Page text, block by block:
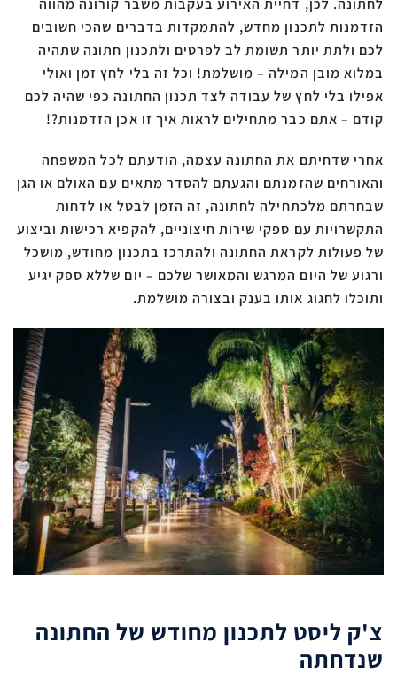
לחתונה. לכן, דחיית האירוע בעקבות משבר קורונה מהווה
הזדמנות לתכנון מחדש, להתמקדות בדברים שהכי חשובים
לכם ולתת יותר תשומת לב לפרטים ולתכנון חתונה שתהיה
במלוא מובן המילה – מושלמת! וכל זה בלי לחץ זמן ואולי
אפילו בלי לחץ של עבודה לצד תכנון החתונה כפי שהיה לכם
קודם – אתם כבר מתחילים לראות איך זו אכן הזדמנות?!
אחרי שדחיתם את החתונה עצמה, הודעתם לכל המשפחה
והאורחים שהזמנתם והגעתם להסדר מתאים עם האולם או הגן
שבחרתם מלכתחילה לחתונה, זה הזמן לבטל או לדחות
התקשרויות עם ספקי שירות חיצוניים, להקפיא רכישות וביצוע
של פעולות לקראת החתונה ולהתרכז בתכנון מחודש, מושכל
ורגוע של היום המרגש והמאושר שלכם – יום שללא ספק יגיע
ותוכלו לחגוג אותו בענק ובצורה מושלמת.
צ'ק ליסט לתכנון מחודש של החתונה
שנדחתה